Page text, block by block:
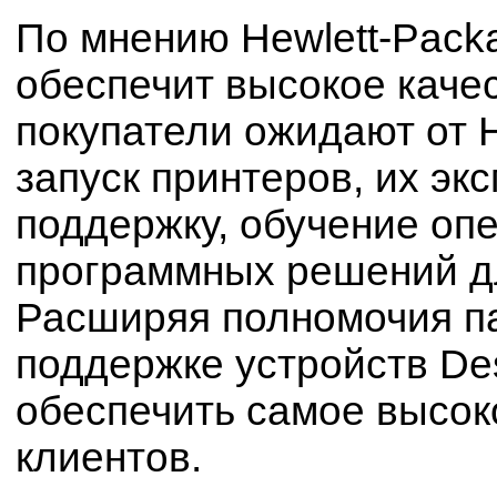
По мнению Hewlett-
обеспечит высокое
покупатели ожидают от
запуск принтеров, их
поддержку, обучение
программных решений
Расширяя полномочия
поддержке устройств
обеспечить самое
клиентов.